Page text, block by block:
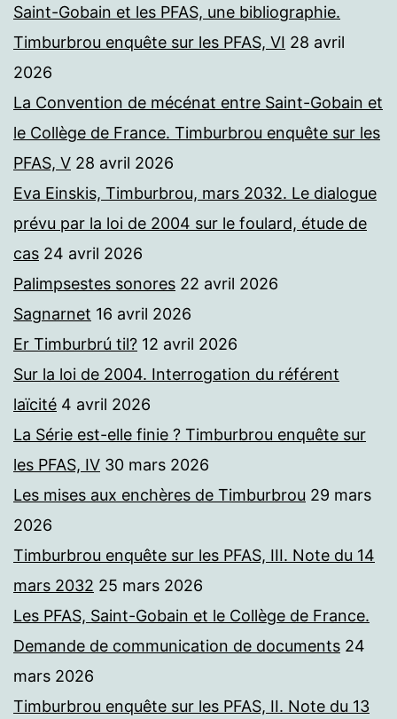
Saint-Gobain et les PFAS, une bibliographie.
Timburbrou enquête sur les PFAS, VI 28 avril
2026
La Convention de mécénat entre Saint-Gobain et
le Collège de France. Timburbrou enquête sur les
PFAS, V 28 avril 2026
Eva Einskis, Timburbrou, mars 2032. Le dialogue
prévu par la loi de 2004 sur le foulard, étude de
cas 24 avril 2026
Palimpsestes sonores 22 avril 2026
Sagnarnet 16 avril 2026
Er Timburbrú til? 12 avril 2026
Sur la loi de 2004. Interrogation du référent
laïcité 4 avril 2026
La Série est-elle finie ? Timburbrou enquête sur
les PFAS, IV 30 mars 2026
Les mises aux enchères de Timburbrou 29 mars
2026
Timburbrou enquête sur les PFAS, III. Note du 14
mars 2032 25 mars 2026
Les PFAS, Saint-Gobain et le Collège de France.
Demande de communication de documents 24
mars 2026
Timburbrou enquête sur les PFAS, II. Note du 13